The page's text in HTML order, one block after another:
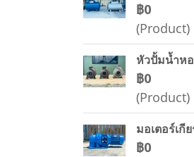
฿0
(Product)
หัวปั้มน้ำหอ
฿0
(Product)
มอเตอร์เกี
฿0